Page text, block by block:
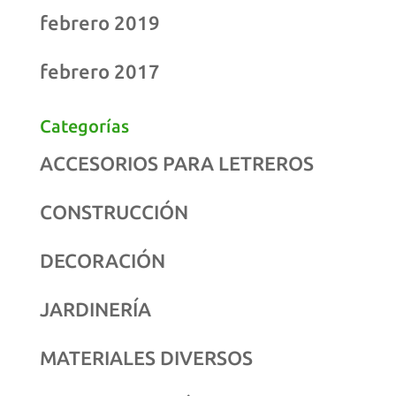
febrero 2019
febrero 2017
Categorías
ACCESORIOS PARA LETREROS
CONSTRUCCIÓN
DECORACIÓN
JARDINERÍA
MATERIALES DIVERSOS